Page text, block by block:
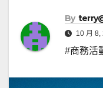
By
10 月 8,
#商務活